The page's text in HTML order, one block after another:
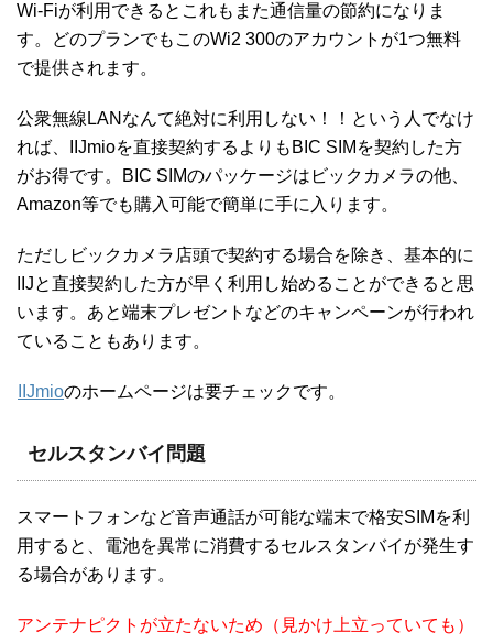
Wi-Fiが利用できるとこれもまた通信量の節約になりま
す。どのプランでもこのWi2 300のアカウントが1つ無料
で提供されます。
公衆無線LANなんて絶対に利用しない！！という人でなけ
れば、IIJmioを直接契約するよりもBIC SIMを契約した方
がお得です。BIC SIMのパッケージはビックカメラの他、
Amazon等でも購入可能で簡単に手に入ります。
ただしビックカメラ店頭で契約する場合を除き、基本的に
IIJと直接契約した方が早く利用し始めることができると思
います。あと端末プレゼントなどのキャンペーンが行われ
ていることもあります。
IIJmioのホームページは要チェックです。
セルスタンバイ問題
スマートフォンなど音声通話が可能な端末で格安SIMを利
用すると、電池を異常に消費するセルスタンバイが発生す
る場合があります。
アンテナピクトが立たないため（見かけ上立っていても）